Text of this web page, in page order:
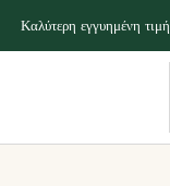
Καλύτερη εγγυημένη τιμή